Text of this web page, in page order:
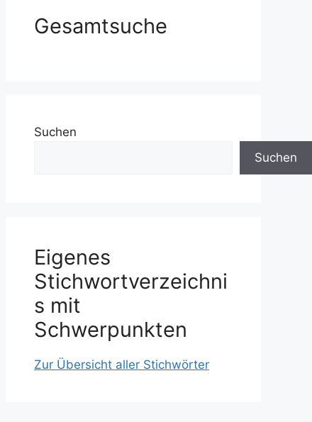
Gesamtsuche
Suchen
Suchen
Eigenes
Stichwortverzeichni
s mit
Schwerpunkten
Zur Übersicht aller Stichwörter